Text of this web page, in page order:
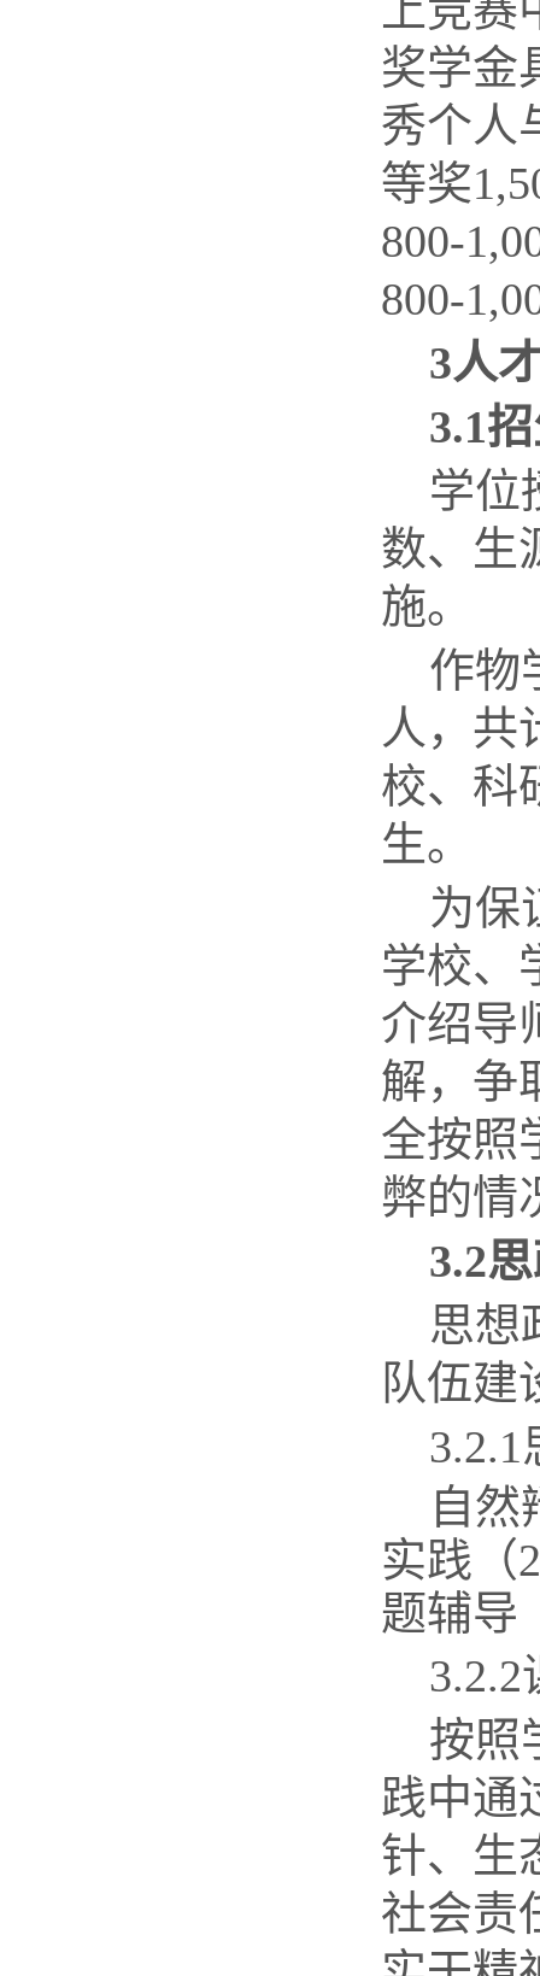
奖学金
秀个人
等奖
800-
800-
3人
3.1
学位
数、生
施。
作物
人，共
校、科
生。
为保
学校、
介绍导
解，争
全按照
弊的情
3.2
思想
队伍建
3.2.1
自然
实践（2
题辅导
3.2.2
按照
践中通
针、生
社会责